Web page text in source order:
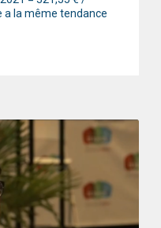
a la même tendance